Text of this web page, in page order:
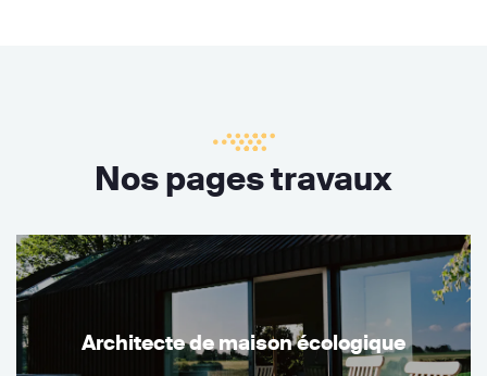
Nos pages travaux
Architecte de maison écologique